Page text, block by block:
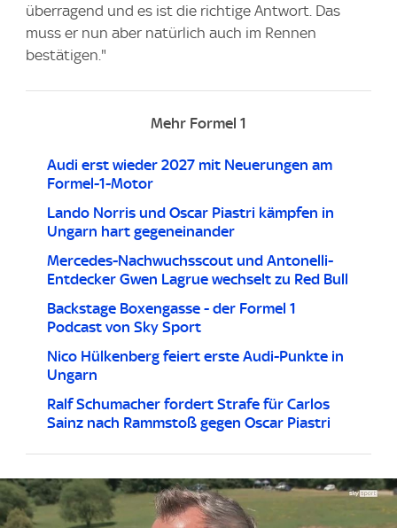
überragend und es ist die richtige Antwort. Das
muss er nun aber natürlich auch im Rennen
bestätigen."
Mehr Formel 1
Audi erst wieder 2027 mit Neuerungen am
Formel-1-Motor
Lando Norris und Oscar Piastri kämpfen in
Ungarn hart gegeneinander
Mercedes-Nachwuchsscout und Antonelli-
Entdecker Gwen Lagrue wechselt zu Red Bull
Backstage Boxengasse - der Formel 1
Podcast von Sky Sport
Nico Hülkenberg feiert erste Audi-Punkte in
Ungarn
Ralf Schumacher fordert Strafe für Carlos
Sainz nach Rammstoß gegen Oscar Piastri